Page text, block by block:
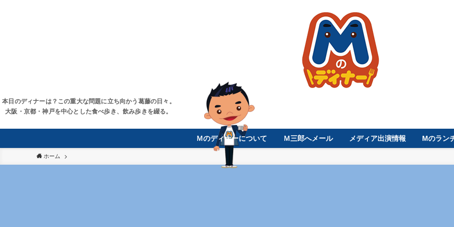
本日のディナーは？この重大な問題に立ち向かう葛藤の日々。
大阪・京都・神戸を中心とした食べ歩き、飲み歩きを綴る。
Ｍのディナーについて Ｍ三郎へメール メディア出演情報 Mのラン
ホーム